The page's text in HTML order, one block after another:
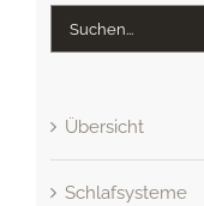
Übersicht
Schlafsysteme